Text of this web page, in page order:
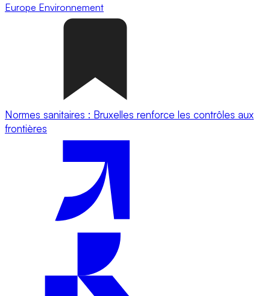
Europe Environnement
Normes sanitaires : Bruxelles renforce les contrôles aux
frontières